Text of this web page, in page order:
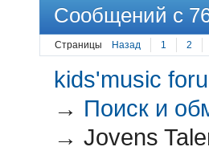
Сообщений с
Страницы Назад 1 2
kids'music
→ Поиск и
→Jovens